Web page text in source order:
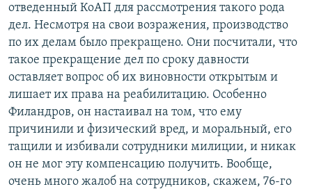
отведенный КоАП для рассмотрения такого рода
дел. Несмотря на свои возражения, производство
по их делам было прекращено. Они посчитали, что
такое прекращение дел по сроку давности
оставляет вопрос об их виновности открытым и
лишает их права на реабилитацию. Особенно
Филандров, он настаивал на том, что ему
причинили и физический вред, и моральный, его
тащили и избивали сотрудники милиции, и никак
он не мог эту компенсацию получить. Вообще,
очень много жалоб на сотрудников, скажем, 76-го